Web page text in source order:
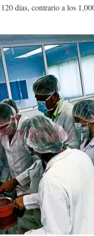
días, contrario a los